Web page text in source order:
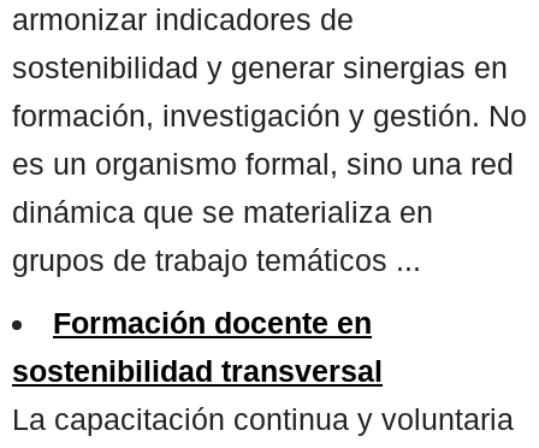
armonizar indicadores de
sostenibilidad y generar sinergias en
formación, investigación y gestión. No
es un organismo formal, sino una red
dinámica que se materializa en
grupos de trabajo temáticos ...
Formación docente en
sostenibilidad transversal
La capacitación continua y voluntaria